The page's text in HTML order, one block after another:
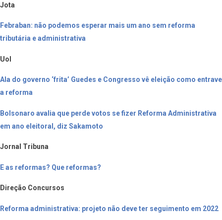
Jota
Febraban: não podemos esperar mais um ano sem reforma
tributária e administrativa
Uol
Ala do governo ‘frita’ Guedes e Congresso vê eleição como entrave
a reforma
Bolsonaro avalia que perde votos se fizer Reforma Administrativa
em ano eleitoral, diz Sakamoto
Jornal Tribuna
E as reformas? Que reformas?
Direção Concursos
Reforma administrativa: projeto não deve ter seguimento em 2022